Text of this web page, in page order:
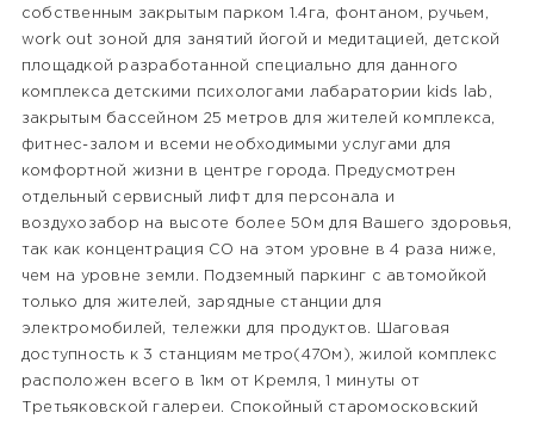
собственным закрытым парком 1.4га, фонтаном, ручьем,
work out зоной для занятий йогой и медитацией, детской
площадкой разработанной специально для данного
комплекса детскими психологами лабаратории kids lab,
закрытым бассейном 25 метров для жителей комплекса,
фитнес-залом и всеми необходимыми услугами для
комфортной жизни в центре города. Предусмотрен
отдельный сервисный лифт для персонала и
воздухозабор на высоте более 50м для Вашего здоровья,
так как концентрация СО на этом уровне в 4 раза ниже,
чем на уровне земли. Подземный паркинг с автомойкой
только для жителей, зарядные станции для
электромобилей, тележки для продуктов. Шаговая
доступность к 3 станциям метро(470м), жилой комплекс
расположен всего в 1км от Кремля, 1 минуты от
Третьяковской галереи. Спокойный старомосковский